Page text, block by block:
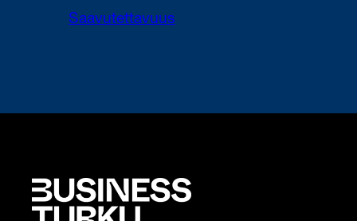
Saavutettavuus